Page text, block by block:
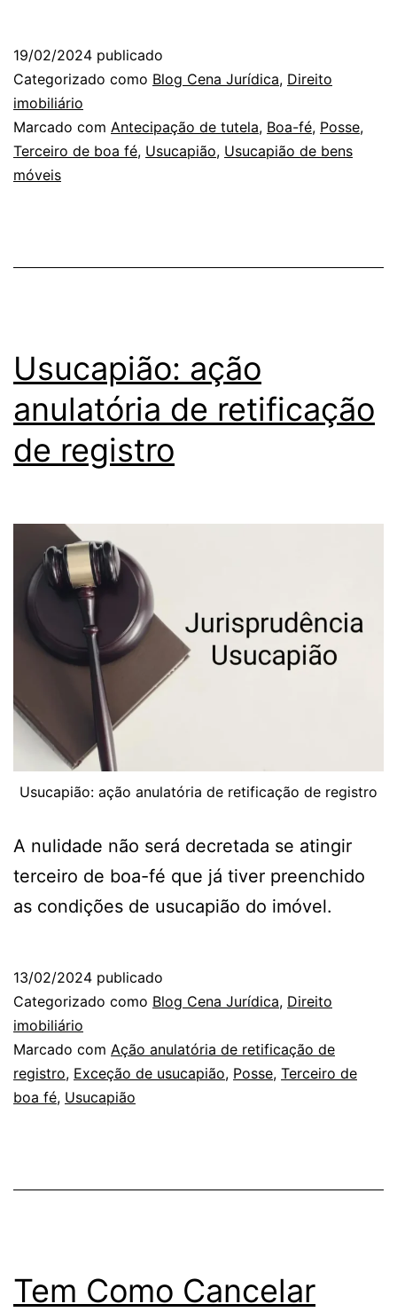
19/02/2024 publicado
Categorizado como Blog Cena Jurídica, Direito
imobiliário
Marcado com Antecipação de tutela, Boa-fé, Posse,
Terceiro de boa fé, Usucapião, Usucapião de bens
móveis
Usucapião: ação
anulatória de retificação
de registro
Usucapião: ação anulatória de retificação de registro
A nulidade não será decretada se atingir
terceiro de boa-fé que já tiver preenchido
as condições de usucapião do imóvel.
13/02/2024 publicado
Categorizado como Blog Cena Jurídica, Direito
imobiliário
Marcado com Ação anulatória de retificação de
registro, Exceção de usucapião, Posse, Terceiro de
boa fé, Usucapião
Tem Como Cancelar